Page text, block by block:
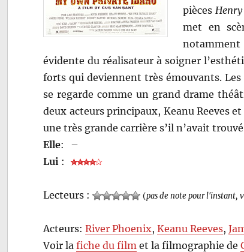
pièces
met en
notamment
évidente du réalisateur à soigner
forts qui deviennent très émouvants.
se regarde comme un grand drame
deux acteurs principaux, Keanu Reeves
une très grande carrière s’il n’avait
Elle:
–
Lui :
Lecteurs : (pas de note pour l'instant,
Acteurs:River Phoenix,Keanu Reeves,
Voir lafiche du film et la filmographie de